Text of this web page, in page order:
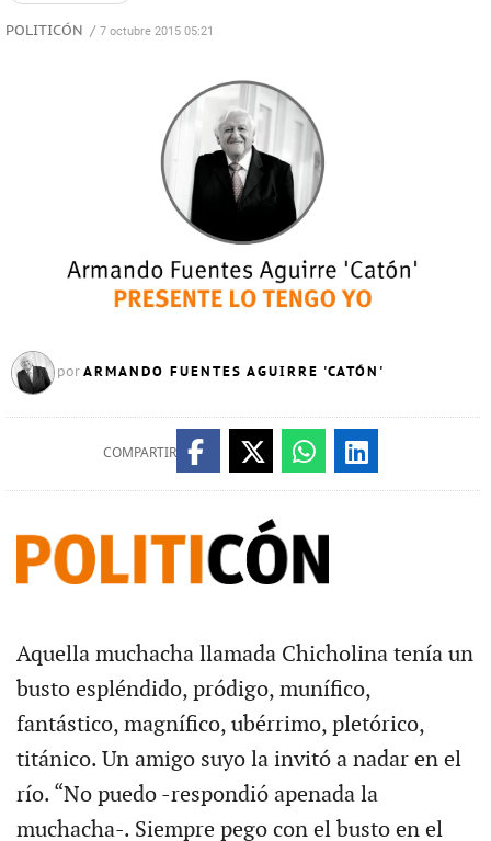
POLITICÓN / 7 octubre 2015 05:21
por ARMANDO FUENTES AGUIRRE 'CATÓN'
COMPARTIR
Aquella muchacha llamada Chicholina tenía un
busto espléndido, pródigo, munífico,
fantástico, magnífico, ubérrimo, pletórico,
titánico. Un amigo suyo la invitó a nadar en el
río. “No puedo -respondió apenada la
muchacha-. Siempre pego con el busto en el